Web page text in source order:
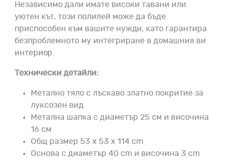
Независимо дали имате високи тавани или
уютен кът, този полилей може да бъде
приспособен към вашите нужди, като гарантира
безпроблемното му интегриране в домашния ви
интериор.
Технически детайли:
Метално тяло с лъскаво златно покритие за
луксозен вид
Метална шапка с диаметър 25 см и височина
16 см
Общ размер 53 x 53 x 114 cm
Основа с диаметър 40 cm и височина 3 cm